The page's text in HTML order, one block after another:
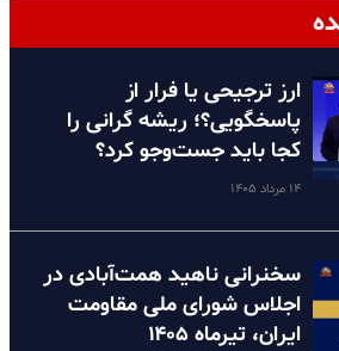
ارز ترجیحی یا فرار از
پاسخگویی؟؛ ریشه گرانی را
کجا باید جست‌وجو کرد؟
۱۴ مرداد ۱۴۰۵
سخنرانی ناهید همت‌آبادی در
اجلاس شورای ملی مقاومت
ایران، تیرماه ۱۴۰۵